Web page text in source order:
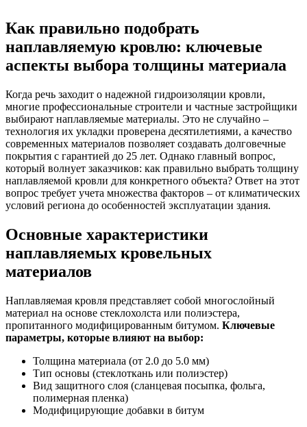
Как правильно подобрать
наплавляемую кровлю: ключевые
аспекты выбора толщины материала
Когда речь заходит о надежной гидроизоляции кровли,
многие профессиональные строители и частные застройщики
выбирают наплавляемые материалы. Это не случайно –
технология их укладки проверена десятилетиями, а качество
современных материалов позволяет создавать долговечные
покрытия с гарантией до 25 лет. Однако главный вопрос,
который волнует заказчиков: как правильно выбрать толщину
наплавляемой кровли для конкретного объекта? Ответ на этот
вопрос требует учета множества факторов – от климатических
условий региона до особенностей эксплуатации здания.
Основные характеристики
наплавляемых кровельных
материалов
Наплавляемая кровля представляет собой многослойный
материал на основе стеклохолста или полиэстера,
пропитанного модифицированным битумом. Ключевые
параметры, которые влияют на выбор:
Толщина материала (от 2.0 до 5.0 мм)
Тип основы (стеклоткань или полиэстер)
Вид защитного слоя (сланцевая посыпка, фольга,
полимерная пленка)
Модифицирующие добавки в битум